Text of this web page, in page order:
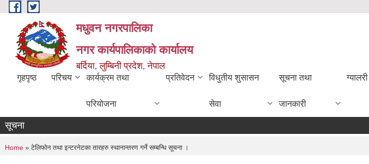
Skip to main content
मधुवन नगरपालिका
नगर कार्यपालिकाको कार्यालय
बर्दिया, लुम्बिनी प्रदेश, नेपाल
गृहपृष्ठ परिचय कार्यक्रम तथा
परियोजना
प्रतिवेदन विधुतीय शुसासन
सेवा
सूचना तथा
जानकारी
ग्यालरी
सूचना
You are here
Home » टेलिफोन तथा इन्टरनेटका तारहरु स्थानान्तरण गर्ने सम्बन्धि सूचना ।